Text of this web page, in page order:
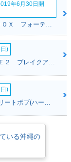
年6月30日開
Maserati Milkeさん:ＸＬ１２００Ｘ フォーティエイト(ハーレーダビッドソン)
)
)
いる沖縄の